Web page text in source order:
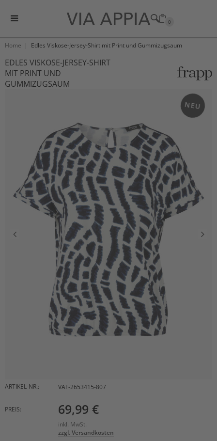
0
Home Edles Viskose-Jersey-Shirt mit Print und Gummizugsaum
EDLES VISKOSE-JERSEY-SHIRT
MIT PRINT UND
GUMMIZUGSAUM
NEU
ARTIKEL-NR.: VAF-2653415-807
PREIS: 69,99 €
inkl. MwSt.
zzgl. Versandkosten